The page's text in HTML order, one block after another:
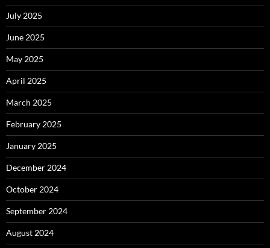
July 2025
June 2025
May 2025
April 2025
March 2025
February 2025
January 2025
December 2024
October 2024
September 2024
August 2024